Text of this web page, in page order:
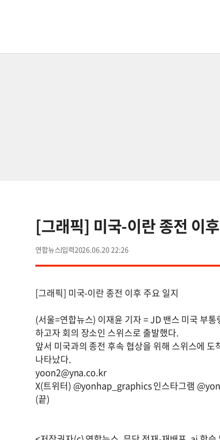
[그래픽] 미국-이란 종전 이
연합뉴스 2026.06.20 22:26
[그래픽] 미국-이란 종전 이후 주요 일지
(서울=연합뉴스) 이재윤 기자 = JD 밴스 미국 부
하고자 회의 장소인 스위스로 출발했다.
앞서 미국과의 종전 후속 협상을 위해 스위스에
나타났다.
yoon2@yna.co.kr
X(트위터) @yonhap_graphics 인스타그램
(끝)